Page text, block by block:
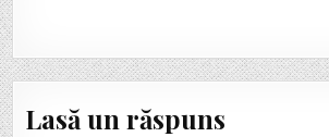
Lasă un răspuns